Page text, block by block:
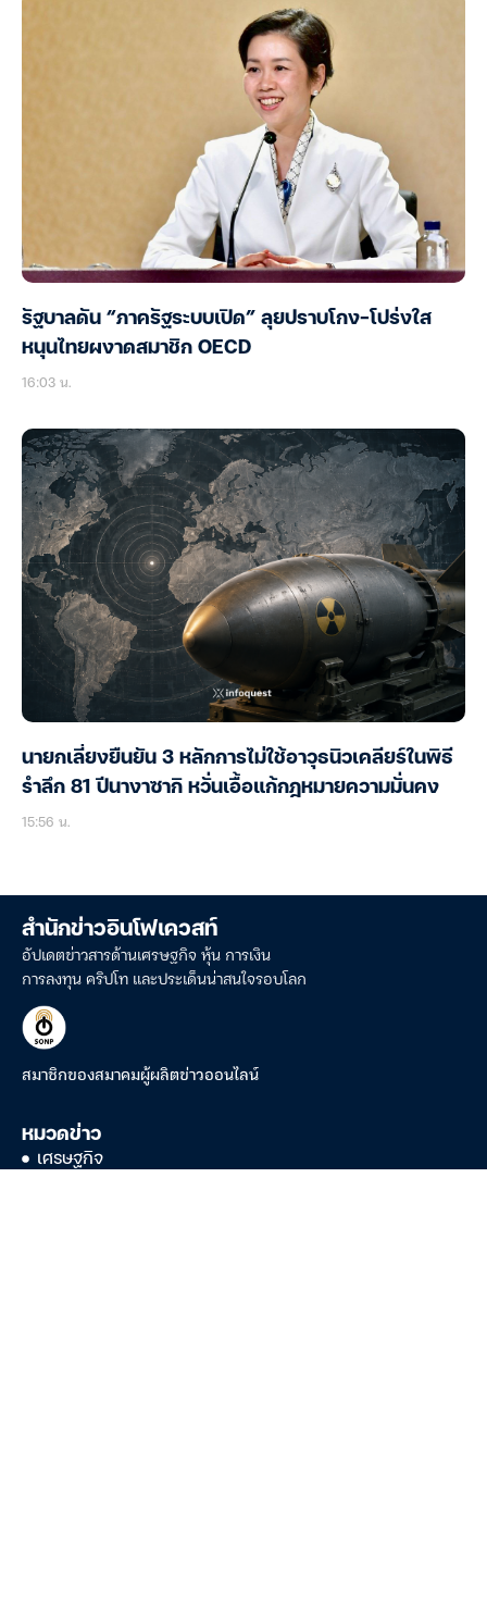
รัฐบาลดัน “ภาครัฐระบบเปิด” ลุยปราบโกง-โปร่งใส
หนุนไทยผงาดสมาชิก OECD
16:03 น.
นายกเลี่ยงยืนยัน 3 หลักการไม่ใช้อาวุธนิวเคลียร์ในพิธี
รำลึก 81 ปีนางาซากิ หวั่นเอื้อแก้กฎหมายความมั่นคง
15:56 น.
สำนักข่าวอินโฟเควสท์
อัปเดตข่าวสารด้านเศรษฐกิจ หุ้น การเงิน
การลงทุน คริปโท และประเด็นน่าสนใจรอบโลก
สมาชิกของสมาคมผู้ผลิตข่าวออนไลน์
หมวดข่าว
เศรษฐกิจ